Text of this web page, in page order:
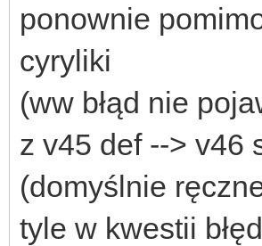
ponownie
cyryliki
(ww błąd nie
z v45 def --> v46
(domyślnie
tyle w kwestii